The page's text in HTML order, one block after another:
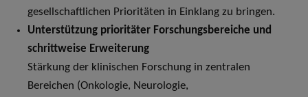
gesellschaftlichen Prioritäten in Einklang zu bringen.
Unterstützung prioritäter Forschungsbereiche und
schrittweise Erweiterung
Stärkung der klinischen Forschung in zentralen
Bereichen (Onkologie, Neurologie,